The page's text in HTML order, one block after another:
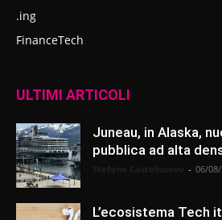
.ing
FinanceTech
ULTIMI ARTICOLI
Juneau, in Alaska,
pubblica ad alta
- 06/
L’ecosistema Tech